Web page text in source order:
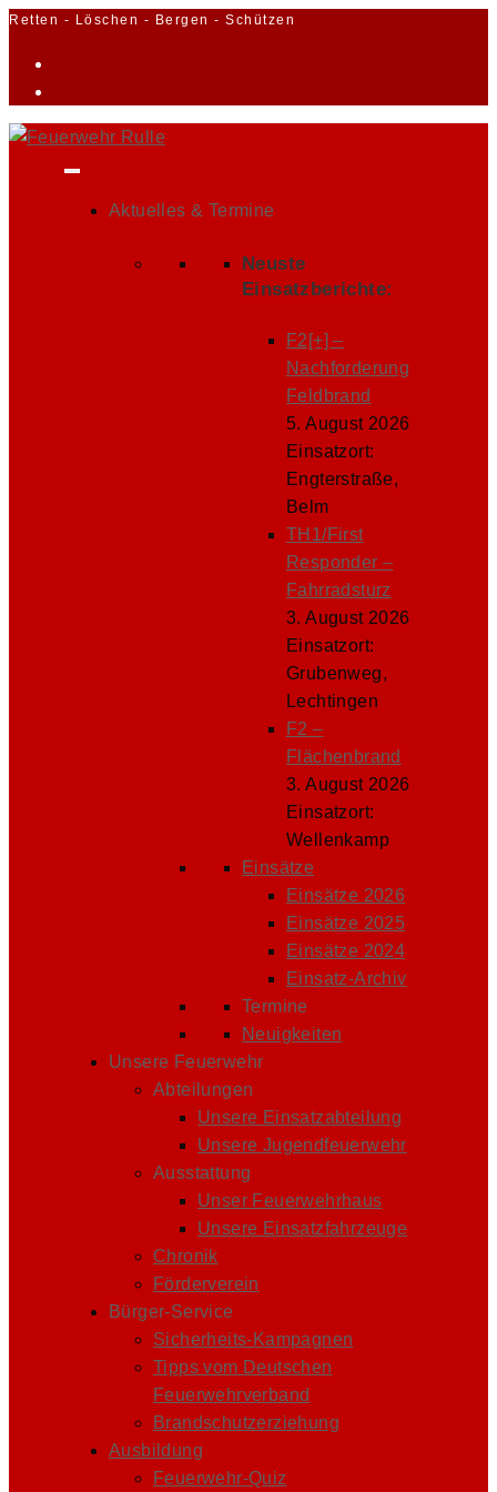
Zum
Retten - Löschen - Bergen - Schützen
Aktuelles & Termine
Neuste
Einsatzberichte:
F2[+] –
Nachforderung
Feldbrand
5. August 2026
Einsatzort:
Engterstraße,
Belm
TH1/First
Responder –
Fahrradsturz
3. August 2026
Einsatzort:
Grubenweg,
Lechtingen
F2 –
Flächenbrand
3. August 2026
Einsatzort:
Wellenkamp
Einsätze
Einsätze 2026
Einsätze 2025
Einsätze 2024
Einsatz-Archiv
Termine
Neuigkeiten
Unsere Feuerwehr
Abteilungen
Unsere Einsatzabteilung
Unsere Jugendfeuerwehr
Ausstattung
Unser Feuerwehrhaus
Unsere Einsatzfahrzeuge
Chronik
Förderverein
Bürger-Service
Sicherheits-Kampagnen
Tipps vom Deutschen
Feuerwehrverband
Brandschutzerziehung
Ausbildung
Feuerwehr-Quiz